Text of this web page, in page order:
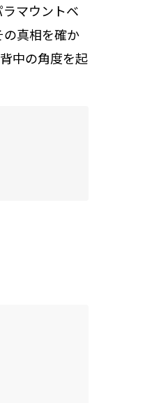
マウントベ
真相を確か
中の角度を起